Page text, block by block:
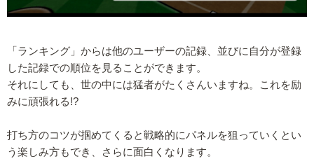
「ランキング」からは他のユーザーの記録、並びに自分が登録
した記録での順位を見ることができます。
それにしても、世の中には猛者がたくさんいますね。これを励
みに頑張れる!?
打ち方のコツが掴めてくると戦略的にパネルを狙っていくとい
う楽しみ方もでき、さらに面白くなります。